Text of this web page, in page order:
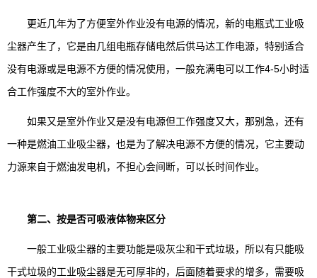
更近几年为了方便室外作业没有电源的情况，新的电瓶式工业吸
尘器产生了，它是由几组电瓶存储电然后供马达工作电源，特别适合
没有电源或是电源不方便的情况使用，一般充满电可以工作4-5小时适
合工作强度不大的室外作业。
如果又是室外作业又是没有电源但工作强度又大，那别急，还有
一种是燃油工业吸尘器，也是为了解决电源不方便的情况，它主要动
力源来自于燃油发电机，不担心会间断，可以长时间作业。
第二、按是否可吸液体物来区分
一般工业吸尘器的主要功能是吸灰尘和干式垃圾，所以有只能吸
干式垃圾的工业吸尘器是无可厚非的，后面随着要求的增多，需要吸